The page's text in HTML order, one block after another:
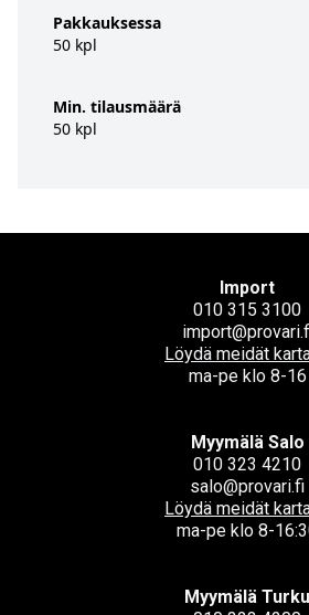
Pakkauksessa
50 kpl
Min. tilausmäärä
50 kpl
Import
010 315 3100
Löydä meidät
ma-pe klo 8-16
Myymälä Salo
010 323 4210
salo@provari.fi
Löydä meidät
ma-pe klo 8-
Myymälä Turku